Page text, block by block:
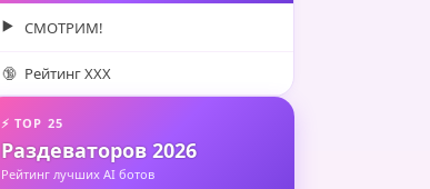
▶️ СМОТРИМ!
🔞 Рейтинг XXX
⚡ TOP 25
Раздеваторов 2026
Рейтинг лучших AI ботов